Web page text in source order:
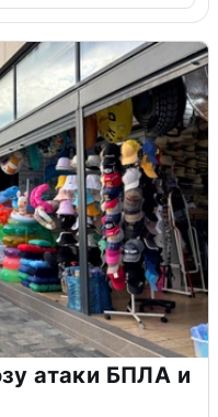
атаки БПЛА и